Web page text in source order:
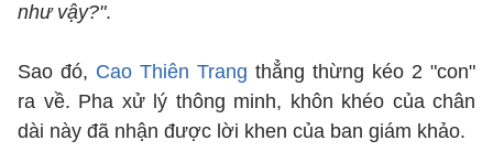
như vậy?".
Sao đó, Cao Thiên Trang thẳng thừng kéo 2 "con"
ra về. Pha xử lý thông minh, khôn khéo của chân
dài này đã nhận được lời khen của ban giám khảo.